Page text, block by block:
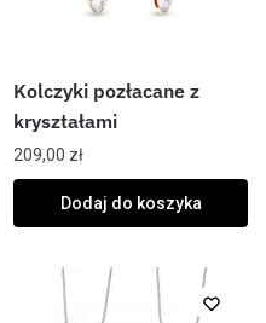
Kolczyki pozłacane z
kryształami
209,00 zł
Dodaj do koszyka